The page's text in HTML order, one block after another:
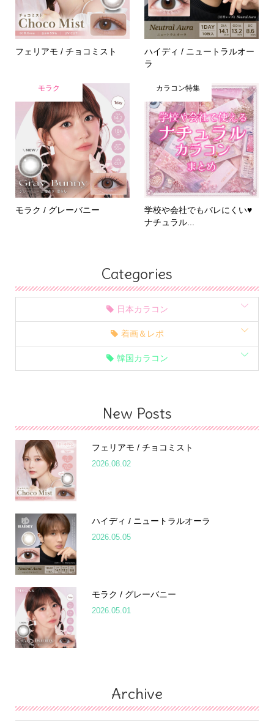
フェリアモ / チョコミスト
ハイディ / ニュートラルオー
ラ
モラク
モラク / グレーバニー
カラコン特集
学校や会社でもバレにくい♥
ナチュラル...
Categories
日本カラコン
着画＆レポ
韓国カラコン
New Posts
フェリアモ / チョコミスト
2026.08.02
ハイディ / ニュートラルオーラ
2026.05.05
モラク / グレーバニー
2026.05.01
Archive